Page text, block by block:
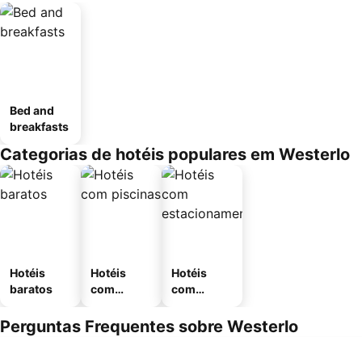
Bed and
breakfasts
Categorias de hotéis populares em Westerlo
Hotéis
baratos
Hotéis
com
Hotéis
com
mento
Perguntas Frequentes sobre Westerlo